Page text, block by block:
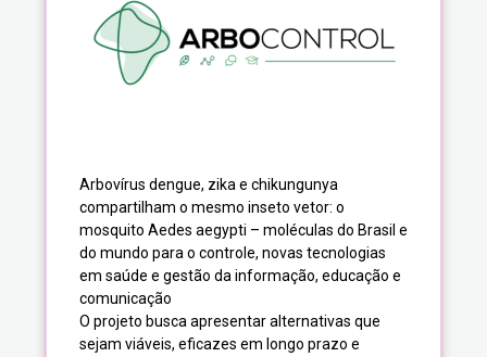
Arbovírus dengue, zika e chikungunya
compartilham o mesmo inseto vetor: o
mosquito Aedes aegypti – moléculas do Brasil e
do mundo para o controle, novas tecnologias
em saúde e gestão da informação, educação e
comunicação
O projeto busca apresentar alternativas que
sejam viáveis, eficazes em longo prazo e